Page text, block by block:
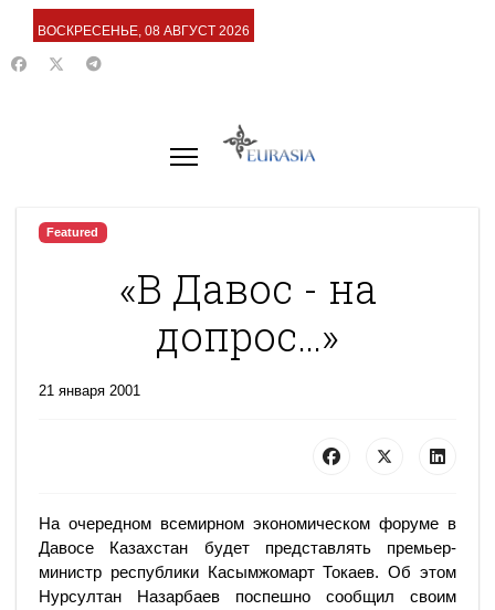
ВОСКРЕСЕНЬЕ, 08 АВГУСТ 2026
Featured
«В Давос - на
допрос…»
21 января 2001
На очередном всемирном экономическом форуме в
Давосе Казахстан будет представлять премьер-
министр республики Касымжомарт Токаев. Об этом
Нурсултан Назарбаев поспешно сообщил своим